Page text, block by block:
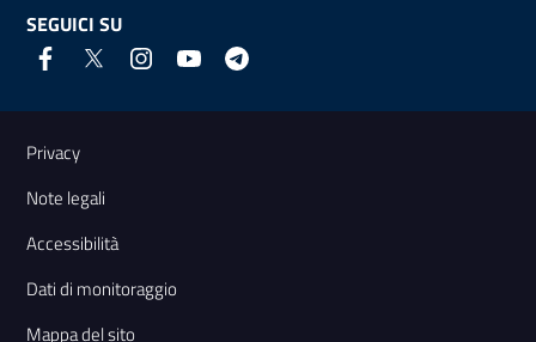
SEGUICI SU
Link e informazioni utili
Privacy
Note legali
Accessibilità
Dati di monitoraggio
Mappa del sito